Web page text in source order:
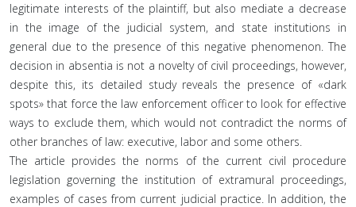
legitimate interests of the plaintiff, but also mediate a decrease
in the image of the judicial system, and state institutions in
general due to the presence of this negative phenomenon. The
decision in absentia is not a novelty of civil proceedings, however,
despite this, its detailed study reveals the presence of «dark
spots» that force the law enforcement officer to look for effective
ways to exclude them, which would not contradict the norms of
other branches of law: executive, labor and some others.
The article provides the norms of the current civil procedure
legislation governing the institution of extramural proceedings,
examples of cases from current judicial practice. In addition, the